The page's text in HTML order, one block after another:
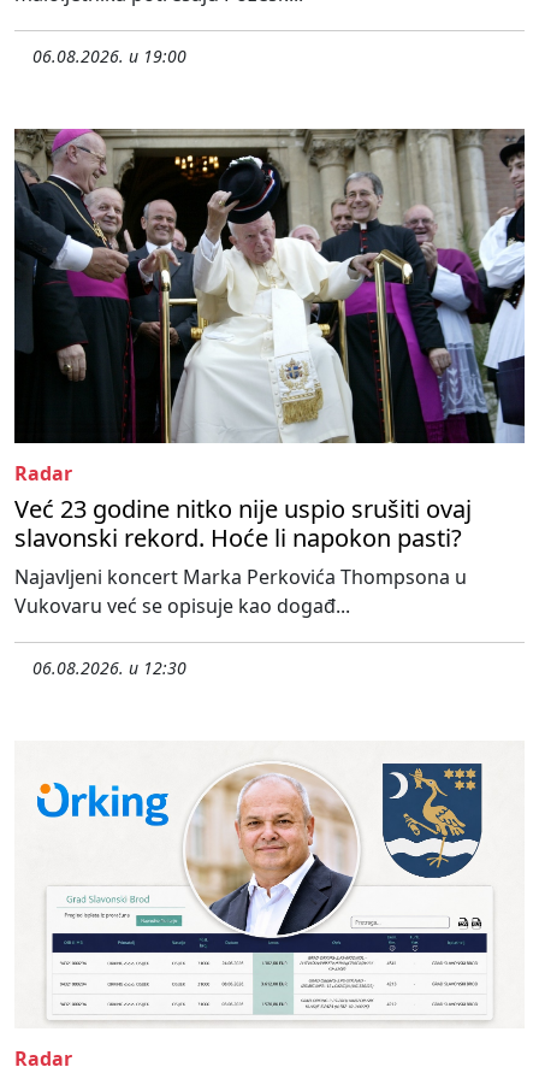
06.08.2026. u 19:00
Radar
Već 23 godine nitko nije uspio srušiti ovaj
slavonski rekord. Hoće li napokon pasti?
Najavljeni koncert Marka Perkovića Thompsona u
Vukovaru već se opisuje kao događ...
06.08.2026. u 12:30
Radar